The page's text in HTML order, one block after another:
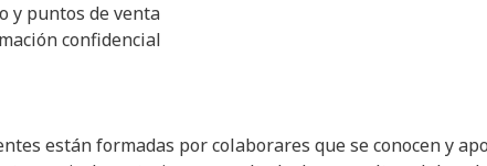
y puntos de venta
confidencial
están formadas por colaborares que se conocen y